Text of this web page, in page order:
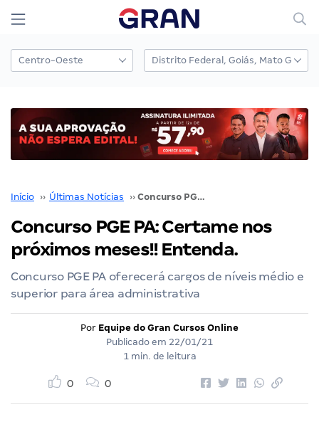
Início ›› Últimas Notícias ›› Concurso PGE PA: Certame nos próximos meses!! Entenda.
Concurso PGE PA: Certame nos
próximos meses!! Entenda.
Concurso PGE PA oferecerá cargos de níveis médio e
superior para área administrativa
Por Equipe do Gran Cursos Online
Publicado em 22/01/21
1 min. de leitura
0 0